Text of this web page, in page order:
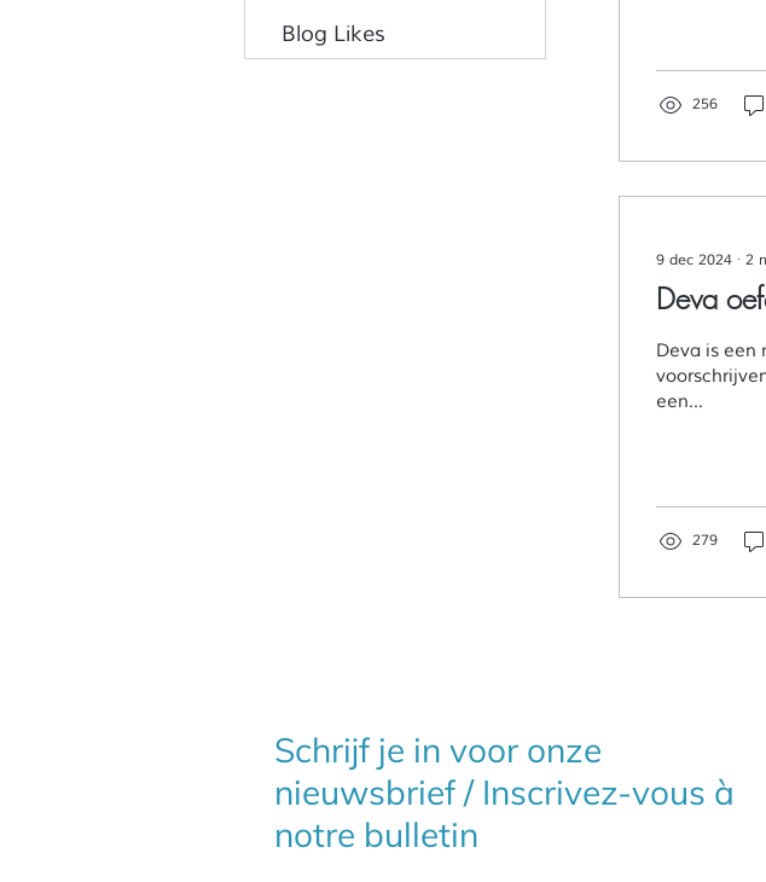
256
9 dec 2024 ∙ 2
Deva
Deva is een
voorschrijvende arts
een...
279
Blog Likes
Schrijf je in voor onze
nieuwsbrief / Inscrivez-vous à
notre bulletin